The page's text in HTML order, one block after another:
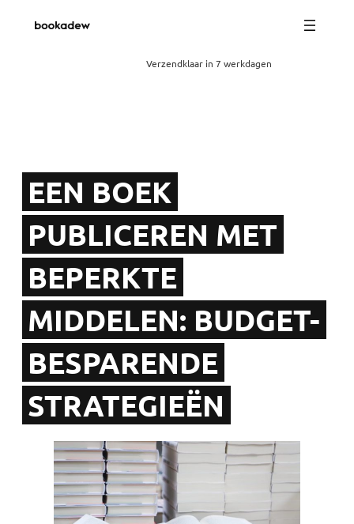
Verzendklaar in 7 werkdagen
EEN BOEK
PUBLICEREN MET
BEPERKTE
MIDDELEN: BUDGET-
BESPARENDE
STRATEGIEËN